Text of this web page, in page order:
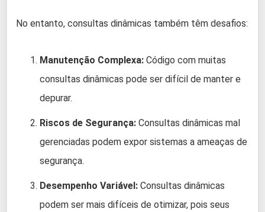
No entanto, consultas dinâmicas também têm desafios:
Manutenção Complexa: Código com muitas
consultas dinâmicas pode ser difícil de manter e
depurar.
Riscos de Segurança: Consultas dinâmicas mal
gerenciadas podem expor sistemas a ameaças de
segurança.
Desempenho Variável: Consultas dinâmicas
podem ser mais difíceis de otimizar, pois seus